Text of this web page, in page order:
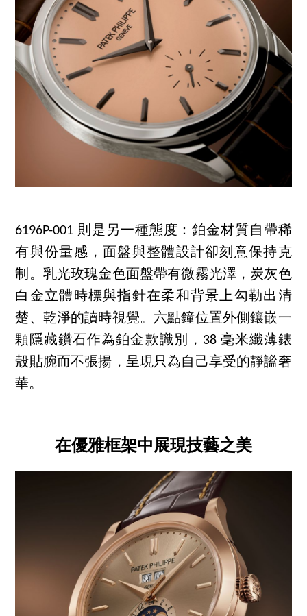
6196P-001 則是另一種態度：鉑金材質自帶稀
有與份量感，面盤與整體設計卻刻意保持克
制。乳光玫瑰金色面盤帶有微霧光澤，炭灰色
白金立體時標與指針在柔和背景上勾勒出清
楚、乾淨的讀時視覺。六點鐘位置外側鑲嵌一
顆隱藏鑽石作為鉑金款識別，38 毫米纖薄錶
殼貼腕而不張揚，呈現只為自己享受的靜謐奢
華。
在優雅框架中展現技藝之美